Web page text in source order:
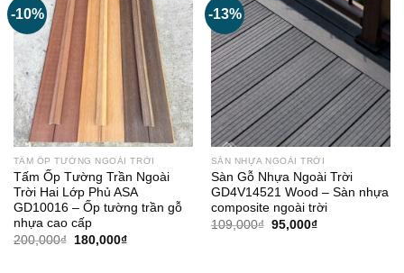
-10%
TẤM ỐP TƯỜNG NGOÀI TRỜI
Tấm Ốp Tường Trần Ngoài
Trời Hai Lớp Phủ ASA
GD10016 – Ốp tường trần gỗ
nhựa cao cấp
200,000₫
Giá
180,000₫Giá
-13%
SÀN NHỰA NGOÀI TRỜI
Sàn Gỗ Nhựa Ngoài Trời
GD4V14521 Wood – Sàn nhựa
composite ngoài trời
109,000₫ Giá
gốc
95,000₫Giá